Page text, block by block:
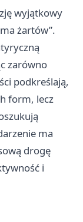
wyjątkowy
żartów”.
zarówno
podkreślają,
form, lecz
ma
drogę
i